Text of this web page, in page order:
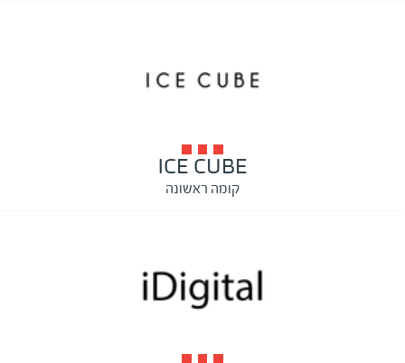
ICE CUBE
קומה ראשונה